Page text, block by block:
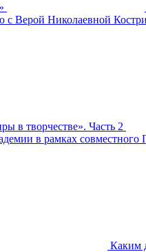
с Верой Николаевной
в творчестве». Часть 2
в рамках
Каким